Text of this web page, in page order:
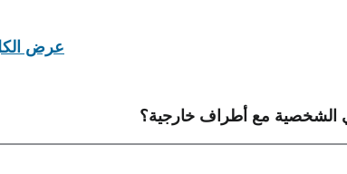
عرض